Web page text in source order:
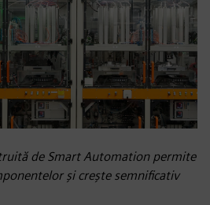
de Smart Automation permite
și crește semnificativ